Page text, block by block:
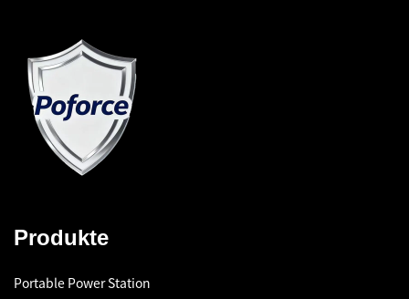
Produkte
Portable Power Station